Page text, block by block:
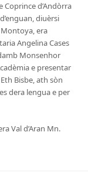
d’Andòrra
diuèrsi
era
Angelina Cases
Monsenhor
e presentar
Bisbe, ath sòn
dera lengua e per
Val d’Aran Mn.